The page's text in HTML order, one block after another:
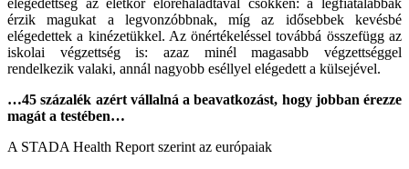
elégedettség az életkor előrehaladtával csökken: a legfiatalabbak
érzik magukat a legvonzóbbnak, míg az idősebbek kevésbé
elégedettek a kinézetükkel. Az önértékeléssel továbbá összefügg az
iskolai végzettség is: azaz minél magasabb végzettséggel
rendelkezik valaki, annál nagyobb eséllyel elégedett a külsejével.
…45 százalék azért vállalná a beavatkozást, hogy jobban érezze
magát a testében…
A STADA Health Report szerint az európaiak